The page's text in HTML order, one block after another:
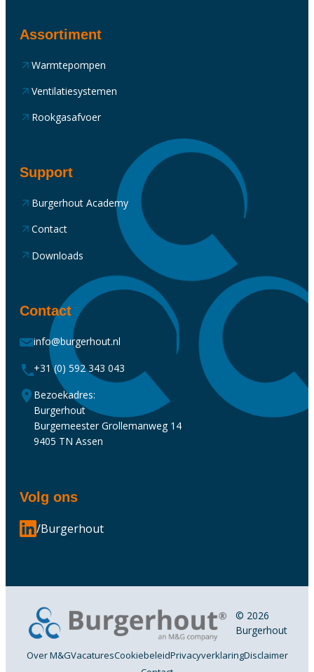
Assortiment
Warmtepompen
Ventilatiesystemen
Rookgasafvoer
Support
Burgerhout Academy
Contact
Downloads
Contact
info@burgerhout.nl
+31 (0) 592 343 043
Bezoekadres:
Burgerhout
Burgemeester Grollemanweg 14
9405 TN Assen
Volg ons
/Burgerhout
© 2026
Burgerhout
Over M&GVacaturesCookiebeleidPrivacyverklaringDisclaimer